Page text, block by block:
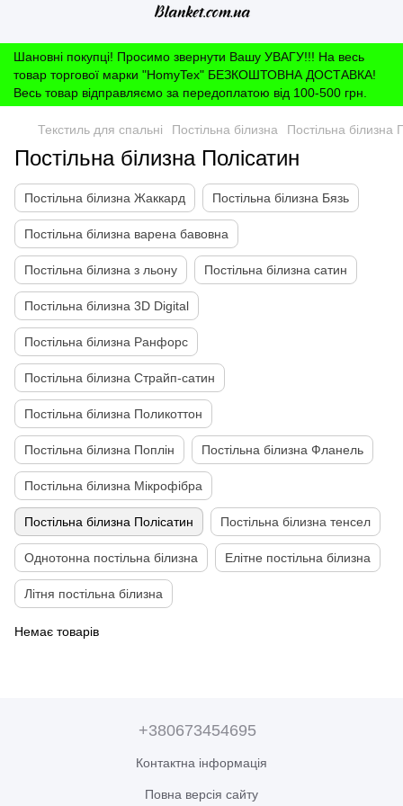
Шановні покупці! Просимо звернути Вашу УВАГУ!!! На весь
товар торгової марки "HomyTex" БЕЗКОШТОВНА ДОСТАВКА!
Весь товар відправляємо за передоплатою від 100-500 грн.
Текстиль для спальні Постільна білизна Постільна білизна
Постільна білизна Полісатин
Постільна білизна Жаккард Постільна білизна Бязь
Постільна білизна варена бавовна
Постільна білизна з льону Постільна білизна сатин
Постільна білизна 3D Digital
Постільна білизна Ранфорс
Постільна білизна Страйп-сатин
Постільна білизна Поликоттон
Постільна білизна Поплін Постільна білизна Фланель
Постільна білизна Мікрофібра
Постільна білизна Полісатин Постільна білизна тенсел
Однотонна постільна білизна Елітне постільна білизна
Літня постільна білизна
Немає товарів
+380673454695
Контактна інформація
Повна версія сайту